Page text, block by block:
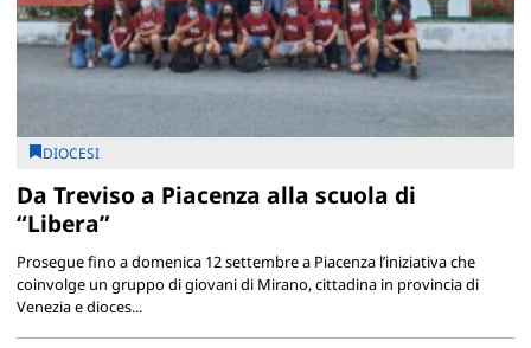
DIOCESI
Da Treviso a Piacenza alla scuola di
“Libera”
Prosegue fino a domenica 12 settembre a Piacenza l’iniziativa che
coinvolge un gruppo di giovani di Mirano, cittadina in provincia di
Venezia e dioces...